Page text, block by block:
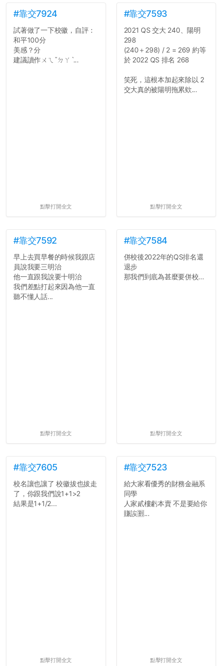
#靠交7924
試著做了一下校徽，自評：
和平100分
美感？分
建議讀作ㄨㄟˇㄉㄚˋ...
點擊打開全文
#靠交7593
2021 QS 交大 240、陽明
298
(240＋298) / 2 = 269 約等
於 2022 QS 排名 268
笑死，這根本加起來除以 2
交大真的被陽明拖累欸...
點擊打開全文
#靠交7592
早上去買早餐的時候我跟店
員說我要三明治
他一直跟我說要十明治
我們差點打起來因為他一直
聽不懂人話...
點擊打開全文
#靠交7584
併校後2022年的QS排名還
退步
那我們到底為甚麼要併校...
點擊打開全文
#靠交7605
校名讓也讓了 校徽拔也拔走
了，你跟我們說1+1>2
結果是1+1/2...
點擊打開全文
#靠交7523
給大家看優秀的財務金融系
同學
人家貳樓虧本賣 不是要給你
賺誒🈹...
點擊打開全文